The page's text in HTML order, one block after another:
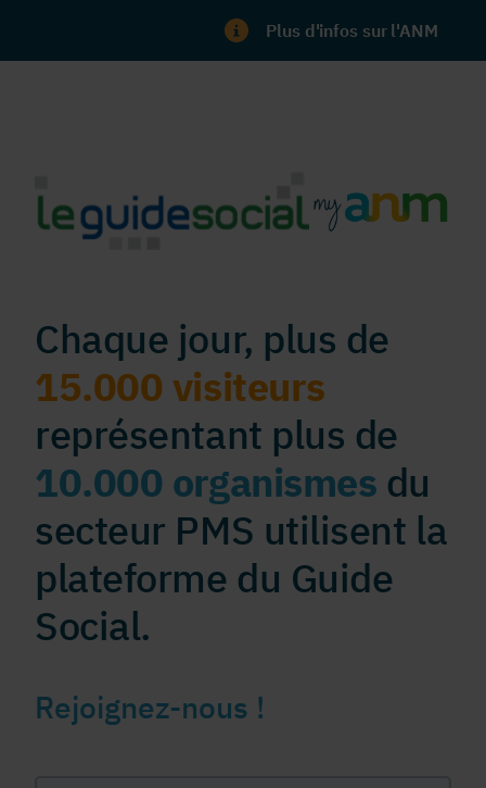
Plus d'infos sur l'ANM
Chaque jour, plus de
15.000 visiteurs
représentant plus de
10.000 organismes du
secteur PMS utilisent la
plateforme du Guide
Social.
Rejoignez-nous !